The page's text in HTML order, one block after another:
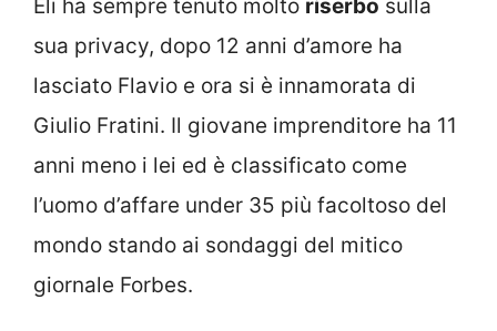
Eli ha sempre tenuto molto riserbo sulla
sua privacy, dopo 12 anni d’amore ha
lasciato Flavio e ora si è innamorata di
Giulio Fratini. Il giovane imprenditore ha 11
anni meno i lei ed è classificato come
l’uomo d’affare under 35 più facoltoso del
mondo stando ai sondaggi del mitico
giornale Forbes.